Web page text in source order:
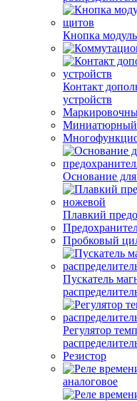
Кнопка
Контакт
устройств
Миниатюрный
Основание
Плавкий
Пробковый
Пускатель
Регулятор
Резистор
аналоговое